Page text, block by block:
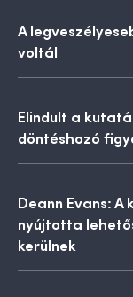
A
voltál
Elindult a
döntéshozó
Deann Evans:
nyújtotta
kerülnek